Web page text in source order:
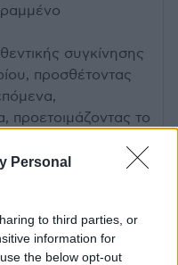
Personal
to third parties, or
information for
the below opt-out
συγκίνησης
προσθέτοντας
προετοιμάζοντας το
της τέχνης μας.
και αντίστροφη